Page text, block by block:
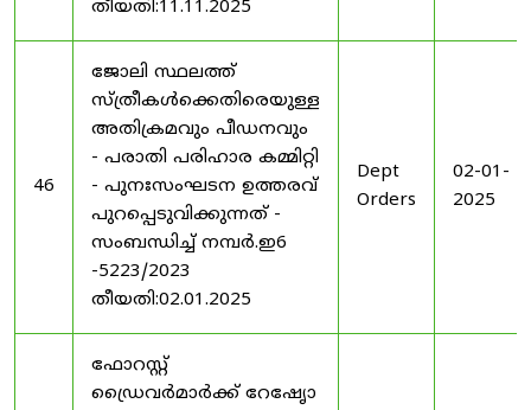
തീയതി:11.11.2025
46
ജോലി സ്ഥലത്ത്
സ്ത്രീകൾക്കെതിരെയുള്ള
അതിക്രമവും പീഡനവും
- പരാതി പരിഹാര കമ്മിറ്റി
- പുനഃസംഘടന ഉത്തരവ്
പുറപ്പെടുവിക്കുന്നത് -
സംബന്ധിച്ച് നമ്പർ.ഇ6
-5223/2023
തീയതി:02.01.2025
Dept
Orders
02-01-
2025
ഫോറസ്റ്റ്
ഡ്രൈവർമാർക്ക് റേഷേൃാ